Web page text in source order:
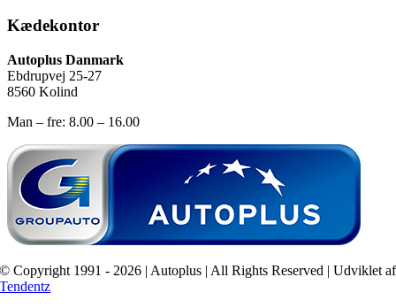
Kædekontor
Autoplus Danmark
Ebdrupvej 25-27
8560 Kolind
Man – fre: 8.00 – 16.00
© Copyright 1991 - 2026 | Autoplus | All Rights Reserved | Udviklet af
Tendentz